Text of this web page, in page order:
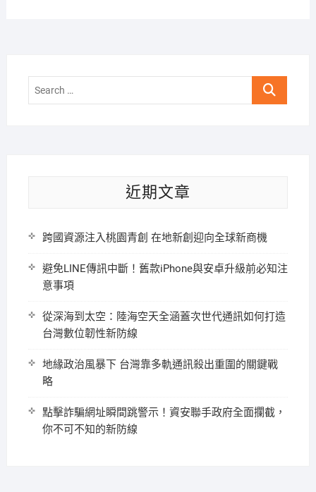
Search
近期文章
跨國資源注入桃園青創 在地新創迎向全球新商機
避免LINE傳訊中斷！舊款iPhone與安卓升級前必知注
意事項
從深海到太空：陸海空天全涵蓋次世代通訊如何打造
台灣數位韌性新防線
地緣政治風暴下 台灣靠多軌通訊殺出重圍的關鍵戰
略
點擊詐騙網址瞬間跳警示！資安聯手政府全面攔截，
你不可不知的新防線